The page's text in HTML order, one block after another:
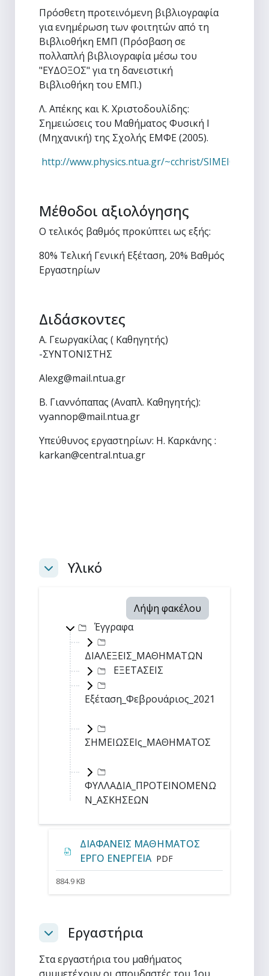
Πρόσθετη προτεινόμενη βιβλιογραφία
για ενημέρωση των φοιτητών από τη
Βιβλιοθήκη ΕΜΠ (Πρόσβαση σε
πολλαπλή βιβλιογραφία μέσω του
"ΕΥΔΟΞΟΣ" για τη δανειστική
Βιβλιοθήκη του ΕΜΠ.)
Λ. Απέκης και Κ. Χριστοδουλίδης:
Σημειώσεις του Μαθήματος Φυσική Ι
(Μηχανική) της Σχολής ΕΜΦΕ (2005).
http://www.physics.ntua.gr/~cchrist/SIMEIOSEIS/
Mέθοδοι αξιολόγησης
Ο τελικός βαθμός προκύπτει ως εξής:
80% Τελική Γενική Εξέταση, 20% Βαθμός
Εργαστηρίων
Διδάσκοντες
Α. Γεωργακίλας ( Καθηγητής)
-ΣΥΝΤΟΝΙΣΤΗΣ
Alexg@mail.ntua.gr
B. Γιαννόπαπας (Αναπλ. Καθηγητής):
vyannop@mail.ntua.gr
Υπεύθυνος εργαστηρίων: H. Καρκάνης :
karkan@central.ntua.gr
Σύμπτυξη
Υλικό
Λήψη φακέλου
Έγγραφα
ΔΙΑΛΕΞΕΙΣ_ΜΑΘΗΜΑΤΩΝ
ΕΞΕΤΑΣΕΙΣ
Εξέταση_Φεβρουάριος_2021
ΣΗΜΕΙΩΣΕΙς_ΜΑΘΗΜΑΤΟΣ
ΦΥΛΛΑΔΙΑ_ΠΡΟΤΕΙΝΟΜΕΝΩ
Ν_ΑΣΚΗΣΕΩΝ
ΔΙΑΦΑΝΕΙΣ ΜΑΘΗΜΑΤΟΣ
ΕΡΓΟ ΕΝΕΡΓΕΙΑ Αρχείο
PDF
884.9 KB
ΣύμπτυξηΕργαστήρια
Στα εργαστήρια του μαθήματος